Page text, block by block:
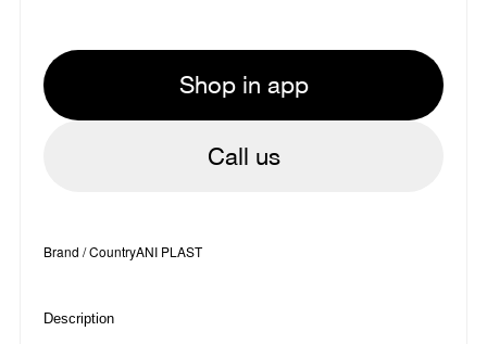
Shop in app
Call us
Brand / CountryANI PLAST
Description